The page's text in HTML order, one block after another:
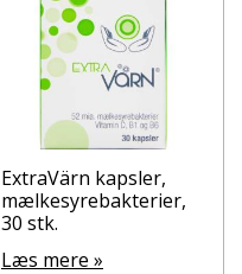
ExtraVärn kapsler,
mælkesyrebakterier,
30 stk.
Læs mere »